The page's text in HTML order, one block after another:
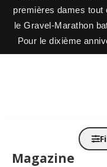
premières dames
le Gravel-Marathon
Pour le dixième
sommes collés aux
Magazine